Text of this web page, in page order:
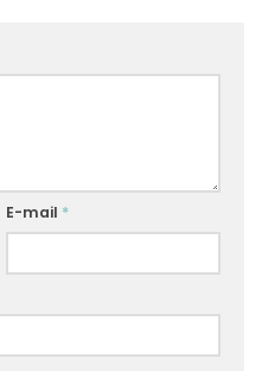
E-mail *